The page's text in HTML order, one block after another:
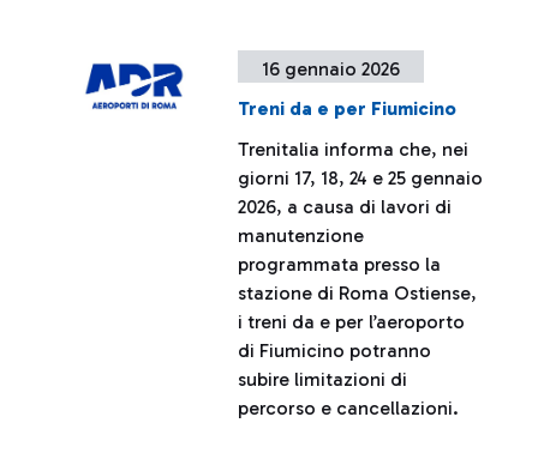
16 gennaio 2026
Treni da e per Fiumicino
Trenitalia informa che, nei
giorni 17, 18, 24 e 25 gennaio
2026, a causa di lavori di
manutenzione
programmata presso la
stazione di Roma Ostiense,
i treni da e per l’aeroporto
di Fiumicino potranno
subire limitazioni di
percorso e cancellazioni.